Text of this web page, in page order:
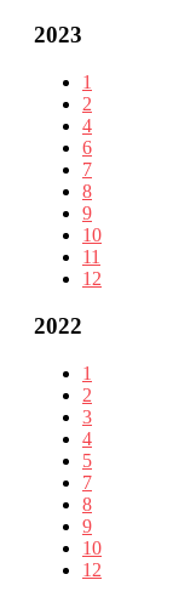
2023
1
2
4
6
7
8
9
10
11
12
2022
1
2
3
4
5
7
8
9
10
12